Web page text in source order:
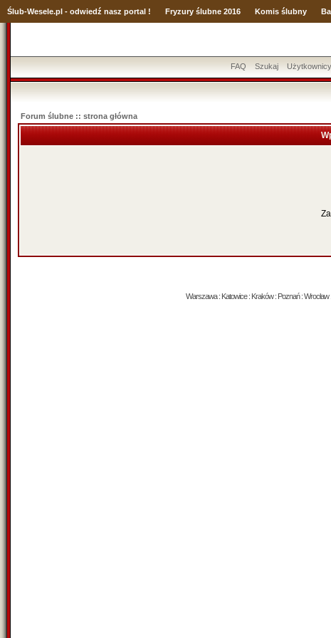
Ślub-Wesele.pl - odwiedź nasz portal ! Fryzury ślubne 2016 Komis ślubny
FAQ Szukaj Użytkownicy
Forum ślubne :: strona główna
Warszawa : Katowice : Kraków : Poznań :